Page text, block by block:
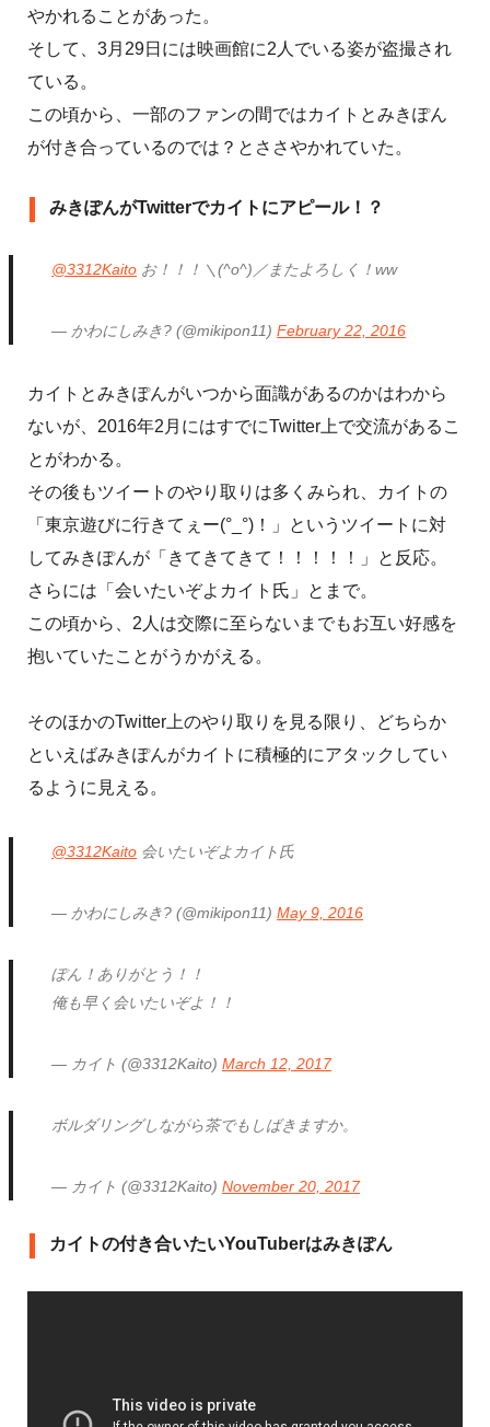
やかれることがあった。
そして、3月29日には映画館に2人でいる姿が盗撮され
ている。
この頃から、一部のファンの間ではカイトとみきぽん
が付き合っているのでは？とささやかれていた。
みきぽんがTwitterでカイトにアピール！？
@3312Kaito お！！！＼(^o^)／またよろしく！ww
— かわにしみき? (@mikipon11)February 22, 2016
カイトとみきぽんがいつから面識があるのかはわから
ないが、2016年2月にはすでにTwitter上で交流があるこ
とがわかる。
その後もツイートのやり取りは多くみられ、カイトの
「東京遊びに行きてぇー(°_°)！」というツイートに対
してみきぽんが「きてきてきて！！！！！」と反応。
さらには「会いたいぞよカイト氏」とまで。
この頃から、2人は交際に至らないまでもお互い好感を
抱いていたことがうかがえる。
そのほかのTwitter上のやり取りを見る限り、どちらか
といえばみきぽんがカイトに積極的にアタックしてい
るように見える。
@3312Kaito 会いたいぞよカイト氏
— かわにしみき? (@mikipon11)May 9, 2016
ぽん！ありがとう！！
俺も早く会いたいぞよ！！
— カイト (@3312Kaito)March 12, 2017
ボルダリングしながら茶でもしばきますか。
— カイト (@3312Kaito)November 20, 2017
カイトの付き合いたいYouTuberはみきぽん